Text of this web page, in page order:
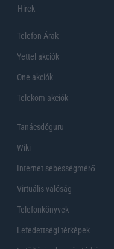
Hirek
Telefon Árak
Yettel akciók
One akciók
Telekom akciók
Tanácsdóguru
Wiki
Internet sebességmérő
Virtuális valóság
Telefonkönyvek
Lefedettségi térképek